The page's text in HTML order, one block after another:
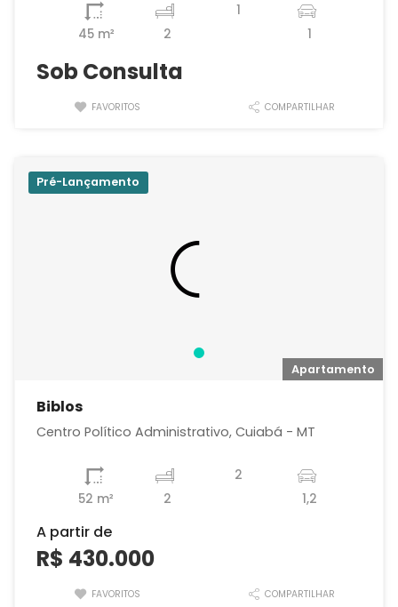
45 m² 2
1
1
Sob Consulta
FAVORITOS COMPARTILHAR
Apartamento
Pré-Lançamento
Biblos
Centro Político Administrativo, Cuiabá - MT
52 m² 2
2
1,2
A partir de
R$ 430.000
FAVORITOS COMPARTILHAR